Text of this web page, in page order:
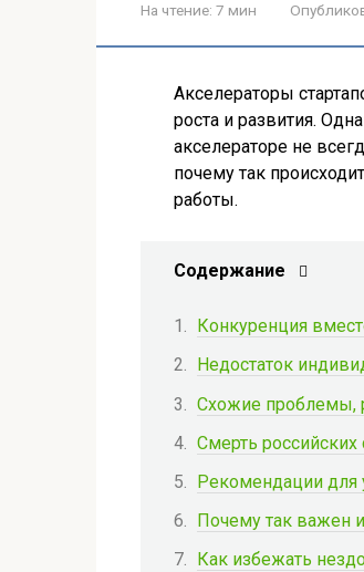
На чтение: 7 мин
Акселераторы
роста и развития.
акселераторе не
почему так
работы.
Содержание
Конкуренция
Недостаток
Схожие проблемы,
Смерть российских
Рекомендации для
Почему так важен
Как избежать